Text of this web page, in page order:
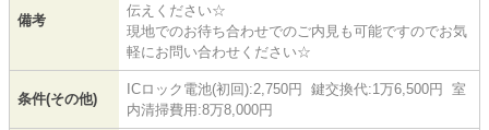
備考
伝えください☆
現地でのお待ち合わせでのご内見も可能ですのでお気
軽にお問い合わせください☆
条件(その他)
ICロック電池(初回):2,750円 鍵交換代:1万6,500円 室
内清掃費用:8万8,000円